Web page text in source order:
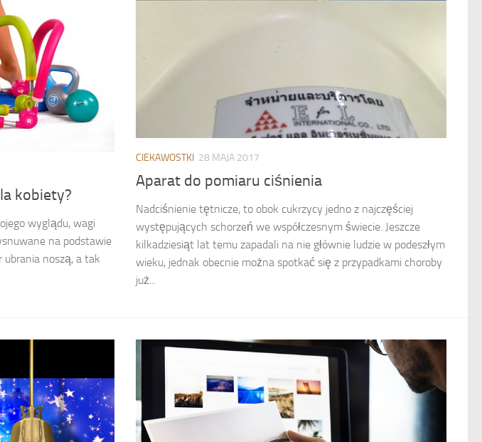
kobiety?
wyglądu, wagi
na podstawie
ubrania noszą, a tak
CIEKAWOSTKI 28 MAJA 2017
Aparat do pomiaru ciśnienia
Nadciśnienie tętnicze, to obok cukrzycy jedno z najczęściej
występujących schorzeń we współczesnym świecie. Jeszcze
kilkadziesiąt lat temu zapadali na nie głównie ludzie w podeszłym
wieku, jednak obecnie można spotkać się z przypadkami choroby
już...